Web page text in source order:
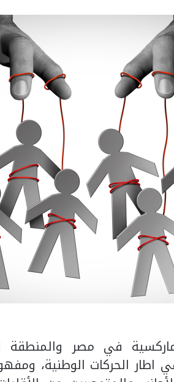
في مصر والمنطقة
اطار الحركات الوطنية،